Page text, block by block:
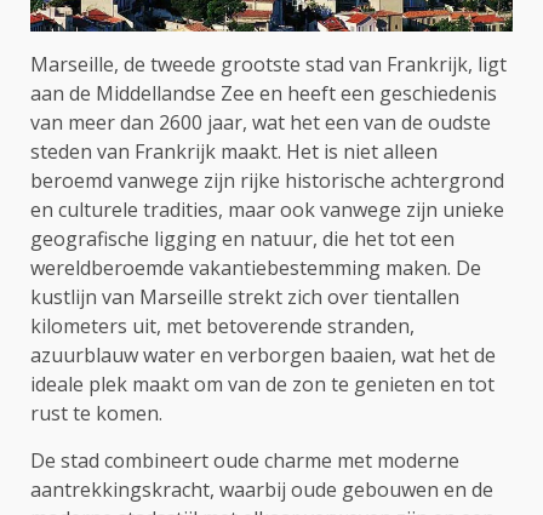
Marseille, de tweede grootste stad van Frankrijk, ligt
aan de Middellandse Zee en heeft een geschiedenis
van meer dan 2600 jaar, wat het een van de oudste
steden van Frankrijk maakt. Het is niet alleen
beroemd vanwege zijn rijke historische achtergrond
en culturele tradities, maar ook vanwege zijn unieke
geografische ligging en natuur, die het tot een
wereldberoemde vakantiebestemming maken. De
kustlijn van Marseille strekt zich over tientallen
kilometers uit, met betoverende stranden,
azuurblauw water en verborgen baaien, wat het de
ideale plek maakt om van de zon te genieten en tot
rust te komen.
De stad combineert oude charme met moderne
aantrekkingskracht, waarbij oude gebouwen en de